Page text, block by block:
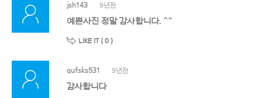
jsh143 9년전
예쁜사진 정말 감사합니다. ^^
LIKE IT ( 0 )
qufsks531 9년전
감사합니다